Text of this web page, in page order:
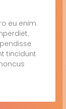
eu enim.
tincidunt